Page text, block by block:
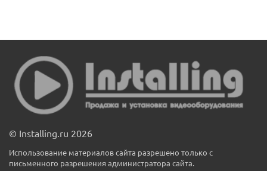
© Installing.ru 2026
Использование материалов сайта разрешено только с
письменного разрешения администратора сайта.